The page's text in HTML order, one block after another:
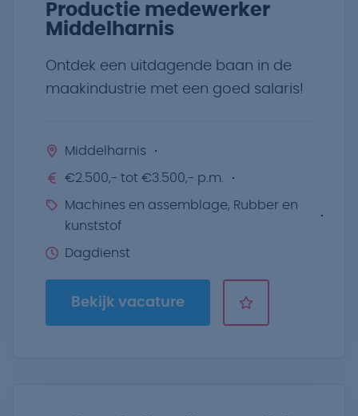
Productie medewerker
Middelharnis
Ontdek een uitdagende baan in de
maakindustrie met een goed salaris!
Middelharnis
€2.500,- tot €3.500,- p.m.
Machines en assemblage, Rubber en
kunststof
Dagdienst
Bekijk vacature